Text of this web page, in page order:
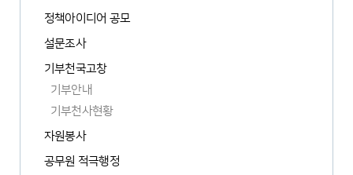
정책아이디어 공모
설문조사
기부천국고창
기부안내
기부천사현황
자원봉사
창
공무원 적극행정